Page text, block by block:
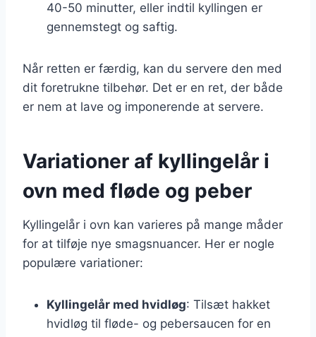
40-50 minutter, eller indtil kyllingen er
gennemstegt og saftig.
Når retten er færdig, kan du servere den med
dit foretrukne tilbehør. Det er en ret, der både
er nem at lave og imponerende at servere.
Variationer af kyllingelår i
ovn med fløde og peber
Kyllingelår i ovn kan varieres på mange måder
for at tilføje nye smagsnuancer. Her er nogle
populære variationer:
Kyllingelår med hvidløg: Tilsæt hakket
hvidløg til fløde- og pebersaucen for en